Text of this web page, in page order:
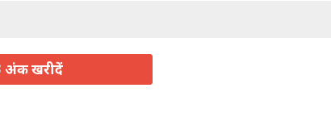
अंक खरीदें